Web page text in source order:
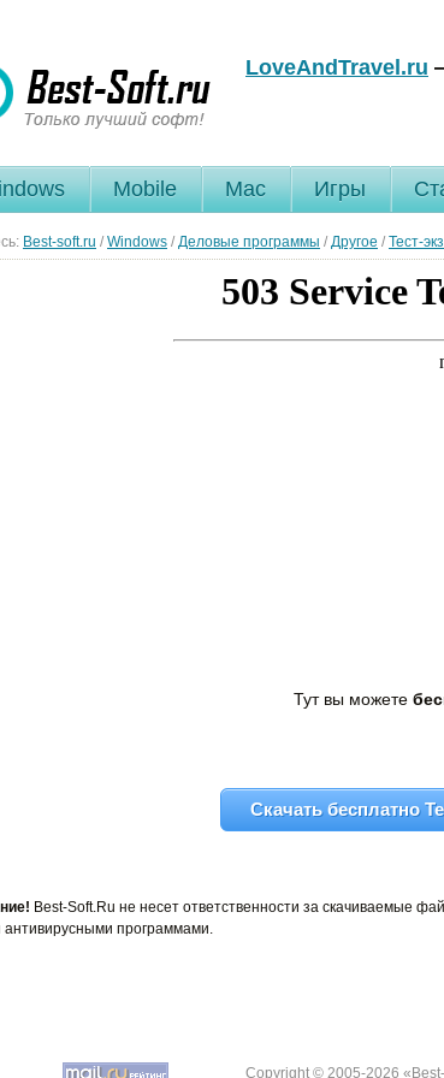
LoveAndTravel.ru
Mobile Mac Игры
Best-soft.ru / Windows / Деловые программы / Другое / Тест-
Тут вы можете
Скачать бесплатно
Best-Soft.Ru не несет ответственности за скачиваемые
программами.
Copyright © 2005-2026 «Best-